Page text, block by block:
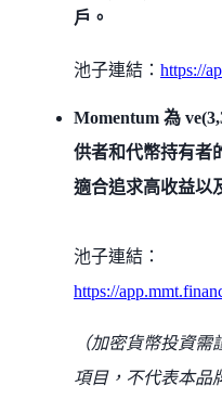
戶。
池子連結： https://
Momentum 為
供者和代幣持有者
適合追求高收益以
池子連結：
https://
（加密貨幣投資
項目，不代表本品